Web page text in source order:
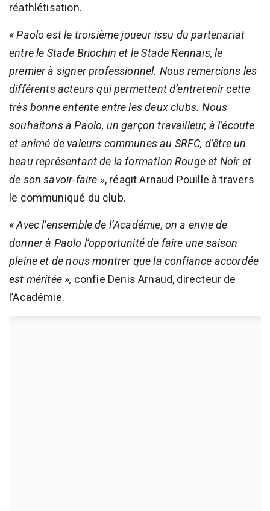
réathlétisation.
« Paolo est le troisième joueur issu du partenariat
entre le Stade Briochin et le Stade Rennais, le
premier à signer professionnel. Nous remercions les
différents acteurs qui permettent d’entretenir cette
très bonne entente entre les deux clubs. Nous
souhaitons à Paolo, un garçon travailleur, à l’écoute
et animé de valeurs communes au SRFC, d’être un
beau représentant de la formation Rouge et Noir et
de son savoir-faire », réagit Arnaud Pouille à travers
le communiqué du club.
« Avec l’ensemble de l’Académie, on a envie de
donner à Paolo l’opportunité de faire une saison
pleine et de nous montrer que la confiance accordée
est méritée », confie Denis Arnaud, directeur de
l’Académie.